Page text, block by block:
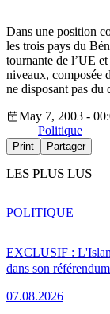
Dans une position
les trois pays du
tournante de l’UE
niveaux, composée
ne disposant pas du
May 7, 2003 -
Politique
Print Partager
LES PLUS LUS
EXCLUSIF :
dans son
07.08.2026
POLITIQUE